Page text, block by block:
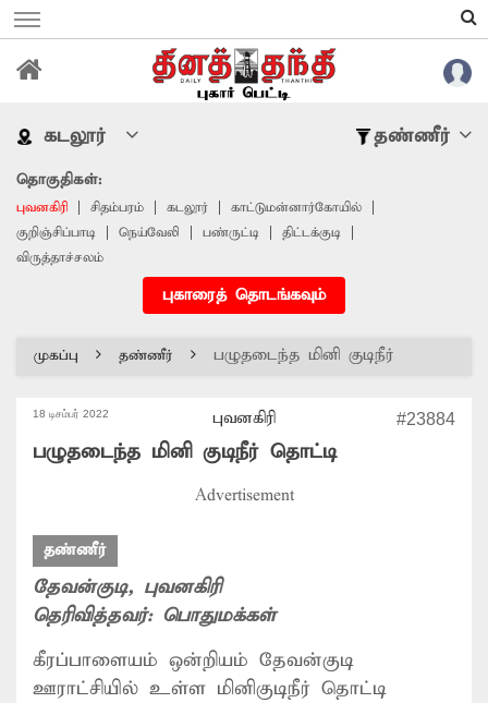
கடலூர் தண்ணீர்
தொகுதிகள்:
புவனகிரி சிதம்பரம் கடலூர்
காட்டுமன்னார்கோயில்
குறிஞ்சிப்பாடி
நெய்வேலி பண்ருட்டி
திட்டக்குடி
விருத்தாச்சலம்
புகாரைத் தொடங்கவும்
முகப்பு தண்ணீர்
பழுதடைந்த மினி குடிநீர்
18 டிசம்பர் 2022 புவனகிரி #23884
பழுதடைந்த மினி குடிநீர் தொட்டி
Advertisement
தண்ணீர்
தேவன்குடி, புவனகிரி
தெரிவித்தவர்: பொதுமக்கள்
கீரப்பாளையம் ஒன்றியம் தேவன்குடி
ஊராட்சியில் உள்ள மினிகுடிநீர் தொட்டி